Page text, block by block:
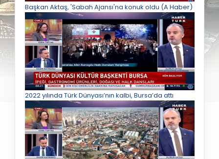
Başkan Aktaş, 'Sabah Ajansı'na konuk oldu (A Haber)
2022 yılında Türk Dünyası’nın kalbi, Bursa’da attı